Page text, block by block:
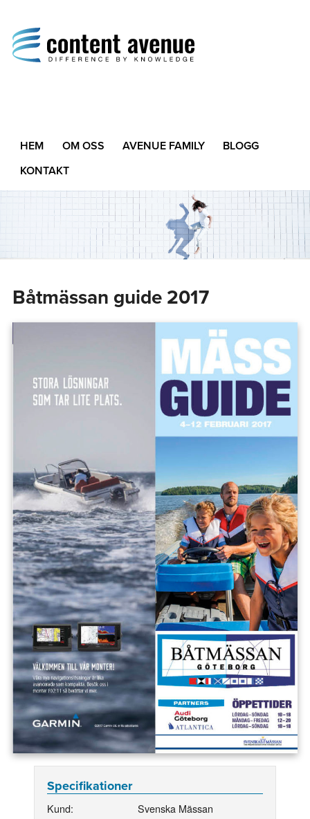
Difference by Knowledge
HEM OM OSS AVENUE FAMILY
BLOGG
KONTAKT
Båtmässan guide 2017
Specifikationer
Kund:
Svenska Mässan